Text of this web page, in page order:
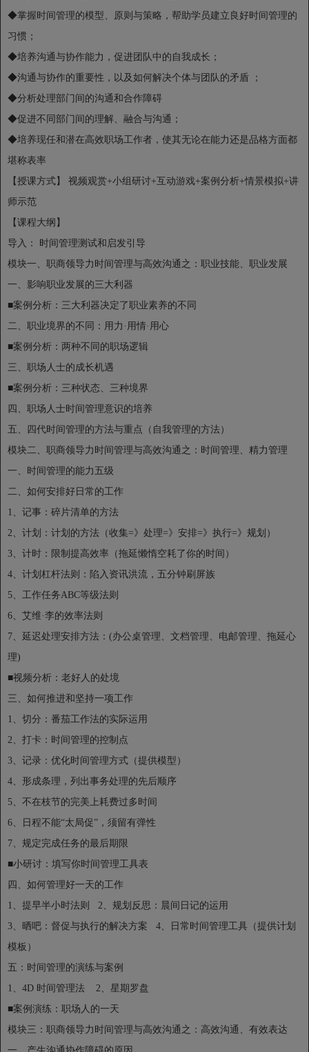
◆掌握时间管理的模型、原则与策略，帮助学员建立良好时间管理的
习惯；
◆培养沟通与协作能力，促进团队中的自我成长；
◆沟通与协作的重要性，以及如何解决个体与团队的矛盾 ；
◆分析处理部门间的沟通和合作障碍
◆促进不同部门间的理解、融合与沟通；
◆培养现任和潜在高效职场工作者，使其无论在能力还是品格方面都
堪称表率
【授课方式】 视频观赏+小组研讨+互动游戏+案例分析+情景模拟+讲
师示范
【课程大纲】
导入： 时间管理测试和启发引导
模块一、职商领导力时间管理与高效沟通之：职业技能、职业发展
一、影响职业发展的三大利器
■案例分析：三大利器决定了职业素养的不同
二、职业境界的不同：用力·用情·用心
■案例分析：两种不同的职场逻辑
三、职场人士的成长机遇
■案例分析：三种状态、三种境界
四、职场人士时间管理意识的培养
五、四代时间管理的方法与重点（自我管理的方法）
模块二、职商领导力时间管理与高效沟通之：时间管理、精力管理
一、时间管理的能力五级
二、如何安排好日常的工作
1、记事：碎片清单的方法
2、计划：计划的方法（收集=》处理=》安排=》执行=》规划）
3、计时：限制提高效率（拖延懒惰空耗了你的时间）
4、计划杠杆法则：陷入资讯洪流，五分钟刷屏族
5、工作任务ABC等级法则
6、艾维·李的效率法则
7、延迟处理安排方法：(办公桌管理、文档管理、电邮管理、拖延心
理)
■视频分析：老好人的处境
三、如何推进和坚持一项工作
1、切分：番茄工作法的实际运用
2、打卡：时间管理的控制点
3、记录：优化时间管理方式（提供模型）
4、形成条理，列出事务处理的先后顺序
5、不在枝节的完美上耗费过多时间
6、日程不能“太局促”，须留有弹性
7、规定完成任务的最后期限
■小研讨：填写你时间管理工具表
四、如何管理好一天的工作
1、提早半小时法则 2、规划反思：晨间日记的运用
3、晒吧：督促与执行的解决方案 4、日常时间管理工具（提供计划
模板）
五：时间管理的演练与案例
1、4D 时间管理法 2、星期罗盘
■案例演练：职场人的一天
模块三：职商领导力时间管理与高效沟通之：高效沟通、有效表达